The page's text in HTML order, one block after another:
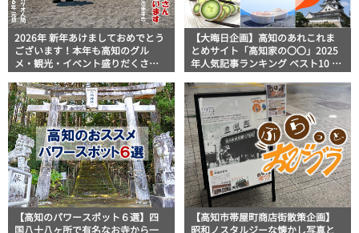
2026年 新年あけましておめでとう
ございます！本年も高知のグル
メ・観光・イベント盛りだくさん
願いします
【大晦日企画】高知のあれこれま
とめサイト「高知家の〇〇」2025
年人気記事ランキング ベスト10 発
【高知のパワースポット６選】四
【高知市帯屋町商店街散策企画】